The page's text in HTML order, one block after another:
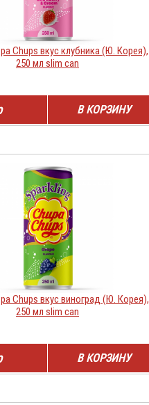
Chups вкус клубника (Ю. Корея),
250 мл slim can
В КОРЗИНУ
Chups вкус виноград (Ю. Корея),
250 мл slim can
В КОРЗИНУ